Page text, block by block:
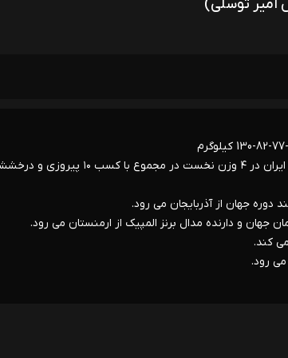
امیر توسلی)
* در رقابت های کشتی فرنگی قهرمانی جهان ۲۰۲۵ در زاگرب کرواسی، هر ۴ فرنگی کار ایران در ۴ وزن نخست در مجموع با کسب